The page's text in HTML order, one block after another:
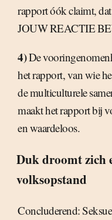
rapport óók claimt,
JOUW REACTIE
4)De
het rapport, van wie
de multiculturele
maakt het rapport bij
en waardeloos.
Duk droomt zich
volksopstand
Concluderend: